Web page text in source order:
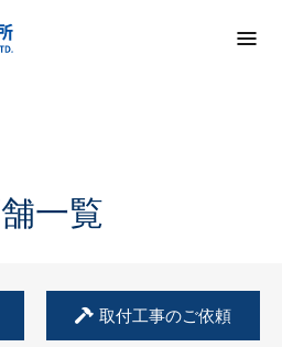
一覧
取付工事のご依頼